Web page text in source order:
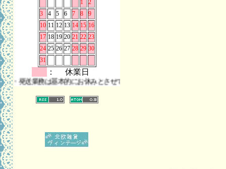
1
2
3
4 5 6 7 8
9
10 11 12 13 14 15 16
17 18 19 20 21 22 23
24 25 26 27 28 29 30
31
： 休業日
業務は基本的にお休みとさせていただきます。 また、お問い合わせは